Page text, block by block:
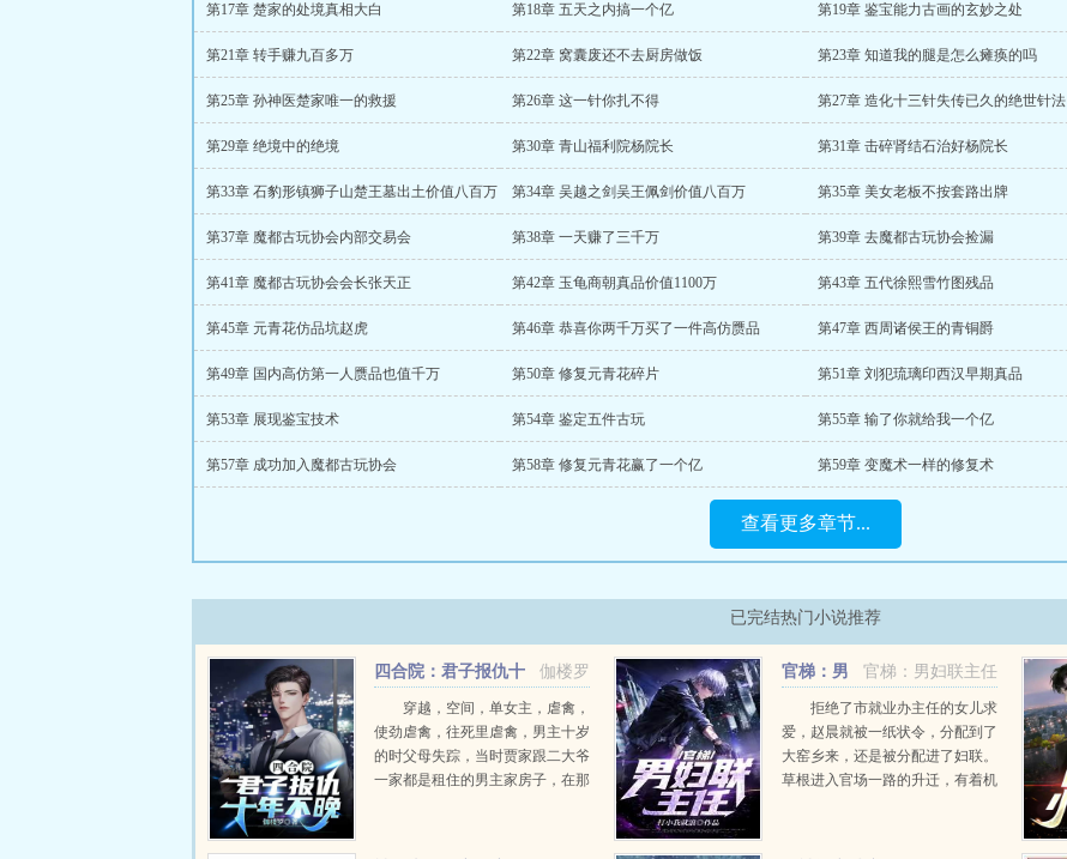
第17章 楚家的处境真相大白 第18章 五天之内搞一个亿 第19章 鉴宝能力古画的玄妙之处
第21章 转手赚九百多万 第22章 窝囊废还不去厨房做饭 第23章 知道我的腿是怎么瘫痪的吗
第25章 孙神医楚家唯一的救援 第26章 这一针你扎不得 第27章 造化十三针失传已久的绝世针法
第29章 绝境中的绝境 第30章 青山福利院杨院长 第31章 击碎肾结石治好杨院长
第33章 石豹形镇狮子山楚王墓出土价值八百万 第34章 吴越之剑吴王佩剑价值八百万 第35章 美女老板不按套路出牌
第37章 魔都古玩协会内部交易会 第38章 一天赚了三千万 第39章 去魔都古玩协会捡漏
第41章 魔都古玩协会会长张天正 第42章 玉龟商朝真品价值1100万 第43章 五代徐熙雪竹图残品
第45章 元青花仿品坑赵虎 第46章 恭喜你两千万买了一件高仿赝品 第47章 西周诸侯王的青铜爵
第49章 国内高仿第一人赝品也值千万 第50章 修复元青花碎片 第51章 刘犯琉璃印西汉早期真品
第53章 展现鉴宝技术 第54章 鉴定五件古玩 第55章 输了你就给我一个亿
第57章 成功加入魔都古玩协会 第58章 修复元青花赢了一个亿 第59章 变魔术一样的修复术
查看更多章节...
已完结热门小说推荐
伽楼罗
四合院：君子报仇十
年不晚穿越，空间，单女主，虐禽，
使劲虐禽，往死里虐禽，男主十岁
的时父母失踪，当时贾家跟二大爷
一家都是租住的男主家房子，在那
官梯：男妇联主任
官梯：男
妇联主任
拒绝了市就业办主任的女儿求
爱，赵晨就被一纸状令，分配到了
大窑乡来，还是被分配进了妇联。
草根进入官场一路的升迁，有着机